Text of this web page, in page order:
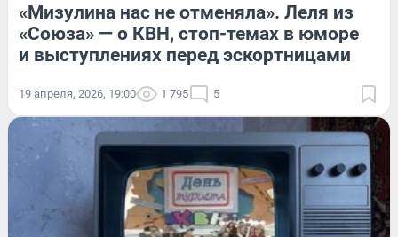
«Мизулина нас не отменяла». Леля из
«Союза» — о КВН, стоп-темах в юморе
и выступлениях перед эскортницами
19 апреля, 2026, 19:00 1 795 5